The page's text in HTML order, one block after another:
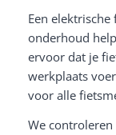
Een
onderhoud
ervoor dat je
werkplaats
voor alle
We